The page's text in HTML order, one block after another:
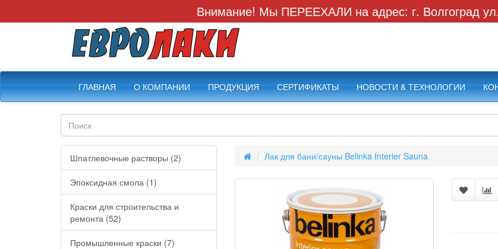
Внимание! Мы ПЕРЕЕХАЛИ на адрес: г. Волгоград
ГЛАВНАЯ О КОМПАНИИ ПРОДУКЦИЯ СЕРТИФИКАТЫ НОВОСТИ & ТЕХНОЛОГИИ
Шпатлевочные растворы (2)
Эпоксидная смола (1)
Краски для строительства и
ремонта (52)
Промышленные краски (7)
Лак для бани/сауны Belinka Interier Sauna